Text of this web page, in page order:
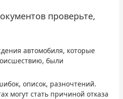
проверьте,
автомобиля, которые
были
описок, разночтений.
могут стать причиной отказа